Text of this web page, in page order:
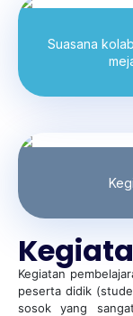
Suasana
Kegiatan
peserta didik
sosok yang